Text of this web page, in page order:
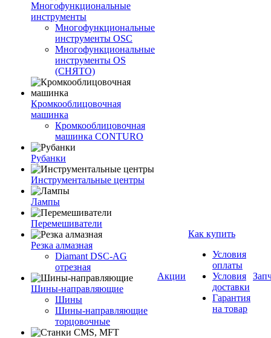
Многофункциональные
инструменты
Многофункциональные
инструменты OSC
Многофункциональные
инструменты OS
(СНЯТО)
Кромкооблицовочная
машинка
Кромкооблицовочная
машинка CONTURO
Рубанки
Инструментальные центры
Лампы
Перемешиватели
Резка алмазная
Diamant DSC-AG
отрезная
Шины-направляющие
Шины
Шины-направляющие
торцовочные
Акции
Как купить
Условия
оплаты
Условия
доставки
Гарантия
на товар